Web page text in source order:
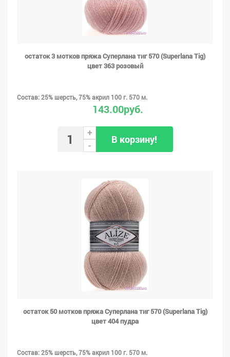
остаток 3 мотков пряжа Суперлана тиг 570 (Superlana Tig)
цвет 363 розовый
Состав: 25% шерсть, 75% акрил 100 г. 570 м.
143.00руб.
+
-
В корзину!
остаток 50 мотков пряжа Суперлана тиг 570 (Superlana Tig)
цвет 404 пудра
Состав: 25% шерсть, 75% акрил 100 г. 570 м.